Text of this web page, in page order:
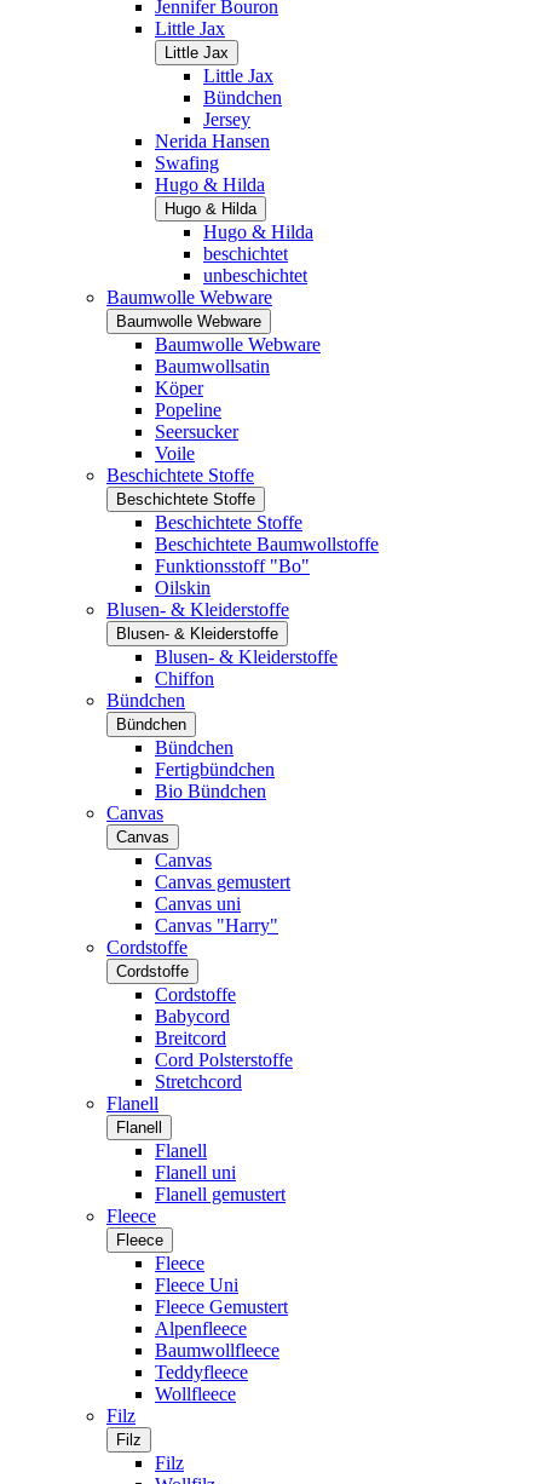
Jennifer Bouron
Little Jax
Little Jax
Little Jax
Bündchen
Jersey
Nerida Hansen
Swafing
Hugo & Hilda
Hugo & Hilda
Hugo & Hilda
beschichtet
unbeschichtet
Baumwolle Webware
Baumwolle Webware
Baumwolle Webware
Baumwollsatin
Köper
Popeline
Seersucker
Voile
Beschichtete Stoffe
Beschichtete Stoffe
Beschichtete Stoffe
Beschichtete Baumwollstoffe
Funktionsstoff "Bo"
Oilskin
Blusen- & Kleiderstoffe
Blusen- & Kleiderstoffe
Blusen- & Kleiderstoffe
Chiffon
Bündchen
Bündchen
Bündchen
Fertigbündchen
Bio Bündchen
Canvas
Canvas
Canvas
Canvas gemustert
Canvas uni
Canvas "Harry"
Cordstoffe
Cordstoffe
Cordstoffe
Babycord
Breitcord
Cord Polsterstoffe
Stretchcord
Flanell
Flanell
Flanell
Flanell uni
Flanell gemustert
Fleece
Fleece
Fleece
Fleece Uni
Fleece Gemustert
Alpenfleece
Baumwollfleece
Teddyfleece
Wollfleece
Filz
Filz
Filz